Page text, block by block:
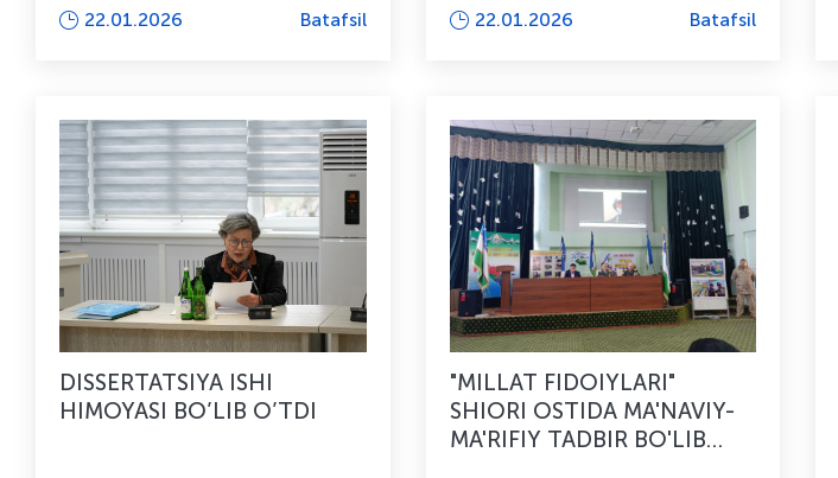
22.01.2026 Batafsil 22.01.2026 Batafsil
DISSERTATSIYA ISHI
HIMOYASI BO’LIB O’TDI
"MILLAT FIDOIYLARI"
SHIORI OSTIDA MA'NAVIY-
MA'RIFIY TADBIR BO'LIB